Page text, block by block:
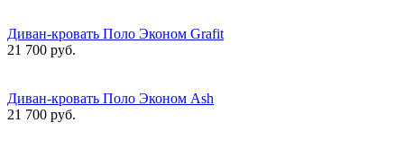
Диван-кровать Поло Эконом Grafit
21 700 руб.
Диван-кровать Поло Эконом Ash
21 700 руб.